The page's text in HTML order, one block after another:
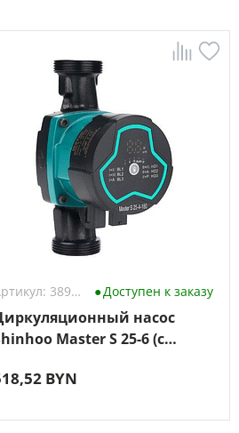
Артикул: 3896412 Доступен к заказу
насос
Master S 25-6 (с
BYN